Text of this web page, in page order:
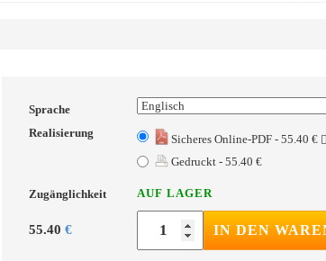
Sprache
Realisierung
Sicheres Online-PDF - 55.40 €
Gedruckt - 55.40 €
Zugänglichkeit AUF LAGER
55.40 € IN DEN